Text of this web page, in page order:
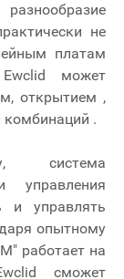
не
платам
может
открытием ,
.
система
управления
и управлять
опытному
работает на
сможет